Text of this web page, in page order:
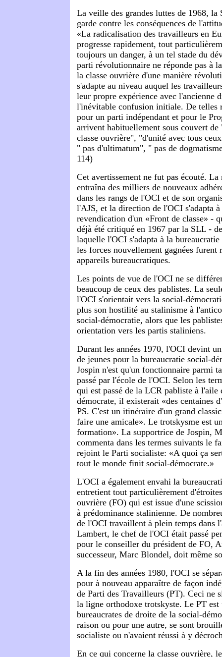
La veille des grandes luttes de 1968, la
garde contre les conséquences de
«La radicalisation des travailleurs en
progresse rapidement, tout
toujours un danger, à un tel stade du
parti révolutionnaire ne réponde pas à
la classe ouvrière d'une manière
s'adapte au niveau auquel les
leur propre expérience avec l'ancienne
l'inévitable confusion initiale. De telles
pour un parti indépendant et pour le
arrivent habituellement sous couvert de
classe ouvrière", "d'unité avec tous
" pas d'ultimatum", " pas de
114)
Cet avertissement ne fut pas écouté.
entraîna des milliers de nouveaux
dans les rangs de l'OCI et de son
l'AJS, et la direction de l'OCI s'adapta
revendication d'un «Front de classe» -
déjà été critiqué en 1967 par la SLL -
laquelle l'OCI s'adapta à la
les forces nouvellement gagnées furent
appareils bureaucratiques.
Les points de vue de l'OCI ne se
beaucoup de ceux des pablistes. La
l'OCI s'orientait vers la social-
plus son hostilité au stalinisme à
social-démocratie, alors que les
orientation vers les partis staliniens.
Durant les années 1970, l'OCI devint
de jeunes pour la bureaucratie social-
Jospin n'est qu'un fonctionnaire parmi
passé par l'école de l'OCI. Selon les
qui est passé de la LCR pabliste à
démocrate, il existerait «des centaines
PS. C'est un itinéraire d'un grand
faire une amicale». Le trotskysme est
formation». La supportrice de Jospin,
commenta dans les termes suivants le
rejoint le Parti socialiste: «A quoi ça
tout le monde finit social-démocrate.»
L'OCI a également envahi la
entretient tout particulièrement
ouvrière (FO) qui est issue d'une
à prédominance stalinienne. De
de l'OCI travaillent à plein temps dans
Lambert, le chef de l'OCI était passé
pour le conseiller du président de FO,
successeur, Marc Blondel, doit même
A la fin des années 1980, l'OCI se
pour à nouveau apparaître de façon
de Parti des Travailleurs (PT). Ceci ne
la ligne orthodoxe trotskyste. Le PT est
bureaucrates de droite de la social-
raison ou pour une autre, se sont
socialiste ou n'avaient réussi à y
En ce qui concerne la classe ouvrière,